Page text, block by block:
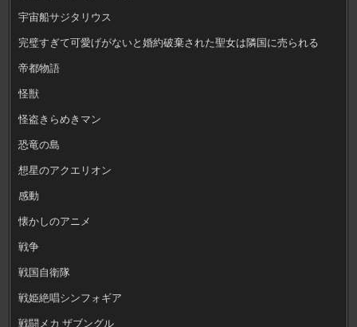
宇宙船サジタリウス
完璧すぎて可愛げがないと婚約破棄された聖女は隣国に売られる
帝都物語
怪獣
怪盗きらめきマン
恐竜の島
想星のアクエリオン
感動
懐かしのアニメ
戦争
戦国自衛隊
戦姫絶唱シンフォギア
戦闘メカ ザブングル